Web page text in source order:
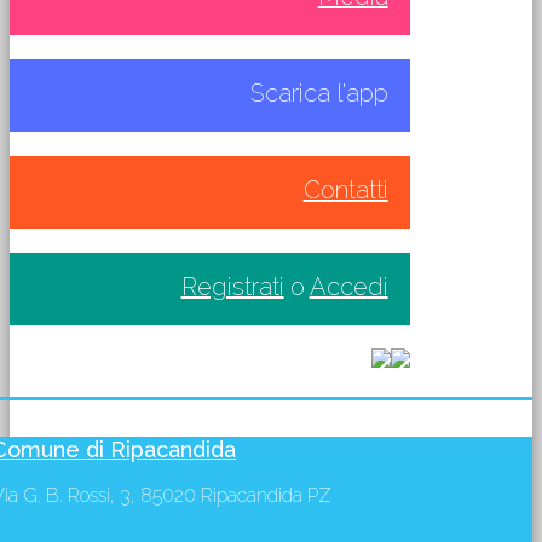
Scarica l'app
Contatti
Registrati o Accedi
di Ripacandida
G. B. Rossi, 3, 85020 Ripacandida PZ